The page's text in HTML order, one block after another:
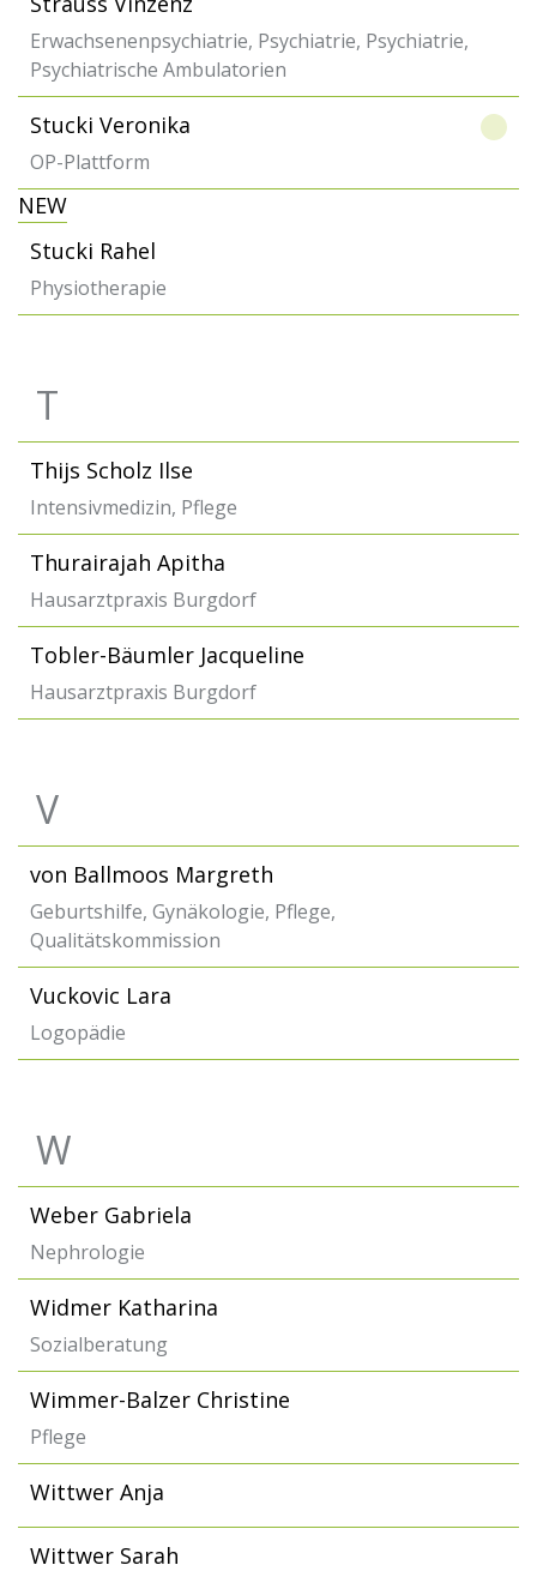
Erwachsenenpsychiatrie, Psychiatrie, Psychiatrie,
Psychiatrische Ambulatorien
Stucki Veronika
OP-Plattform
NEW
Stucki Rahel
Physiotherapie
T
Thijs Scholz Ilse
Intensivmedizin, Pflege
Thurairajah Apitha
Hausarztpraxis Burgdorf
Tobler-Bäumler Jacqueline
Hausarztpraxis Burgdorf
V
von Ballmoos Margreth
Geburtshilfe, Gynäkologie, Pflege,
Qualitätskommission
Vuckovic Lara
Logopädie
W
Weber Gabriela
Nephrologie
Widmer Katharina
Sozialberatung
Wimmer-Balzer Christine
Pflege
Wittwer Anja
Wittwer Sarah